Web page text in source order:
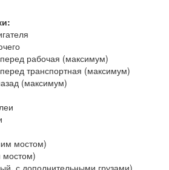
рабочая (максимум)
транспортная (максимум)
(максимум)
мостом)
мостом)